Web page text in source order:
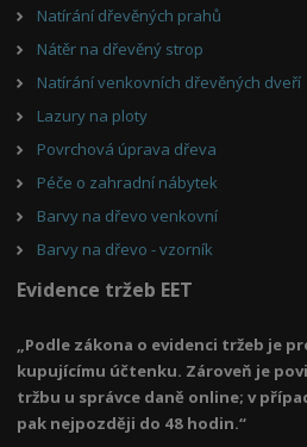
Natírání dřevěných prahů
Nátěr na dřevěný strop
Natírání venkovních dřevěných dveří
Lazury na ploty
Povrchová úprava dřeva
Péče o zahradní nábytek
Barvy na dřevo venkovní
Barvy na dřevo - vzorník
Evidence tržeb EET
„Podle zákona o evidenci tržeb je
kupujícímu účtenku. Zároveň je
tržbu u správce daně online; v
pak nejpozději do 48 hodin.“